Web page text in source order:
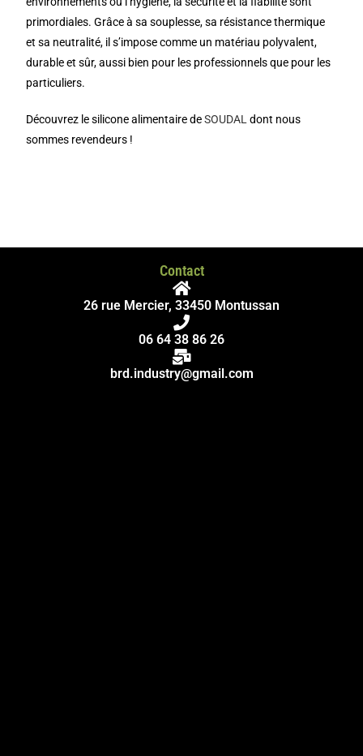
primordiales. Grâce à sa souplesse, sa résistance thermique
et sa neutralité, il s’impose comme un matériau polyvalent,
durable et sûr, aussi bien pour les professionnels que pour les
particuliers.
Découvrez le silicone alimentaire deSOUDAL dont nous
sommes revendeurs !
Contact
26 rue Mercier, 33450 Montussan
06 64 38 86 26
brd.industry@gmail.com